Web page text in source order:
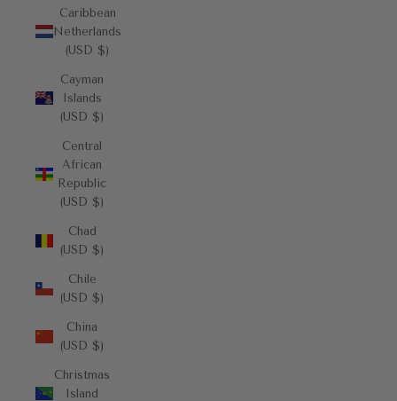
Caribbean
Netherlands
(USD $)
Cayman
Islands
(USD $)
Central
African
Republic
(USD $)
Chad
(USD $)
Chile
(USD $)
China
(USD $)
Christmas
Island